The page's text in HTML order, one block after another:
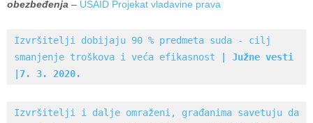
obezbeđenja – USAID Projekat vladavine prava
Izvršitelji dobijaju 90 % predmeta suda - cilj
smanjenje troškova i veća efikasnost
| Južne vesti
|7. 3. 2020.
Izvršitelji i dalje omraženi, građanima savetuju da